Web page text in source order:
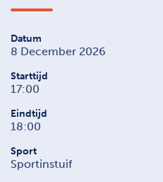
Datum
8 December 2026
Starttijd
17:00
Eindtijd
18:00
Sport
Sportinstuif